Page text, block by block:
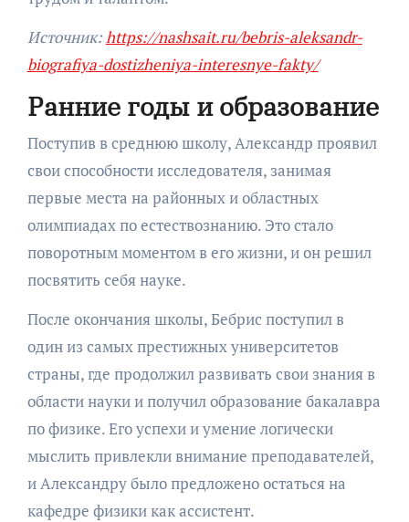
Источник:https://nashsait.ru/bebris-aleksandr-
biografiya-dostizheniya-interesnye-fakty/
Ранние годы и образование
Поступив в среднюю школу, Александр проявил
свои способности исследователя, занимая
первые места на районных и областных
олимпиадах по естествознанию. Это стало
поворотным моментом в его жизни, и он решил
посвятить себя науке.
После окончания школы, Бебрис поступил в
один из самых престижных университетов
страны, где продолжил развивать свои знания в
области науки и получил образование бакалавра
по физике. Его успехи и умение логически
мыслить привлекли внимание преподавателей,
и Александру было предложено остаться на
кафедре физики как ассистент.